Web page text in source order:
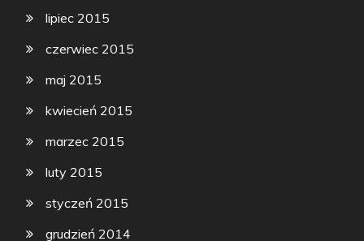
lipiec 2015
czerwiec 2015
maj 2015
kwiecień 2015
marzec 2015
luty 2015
styczeń 2015
grudzień 2014